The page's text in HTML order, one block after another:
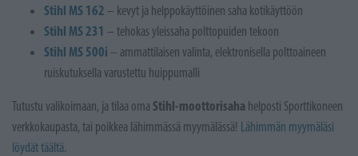
Stihl MS 162 – kevyt ja helppokäyttöinen saha kotikäyttöön
Stihl MS 231 – tehokas yleissaha polttopuiden tekoon
Stihl MS 500i – ammattilaisen valinta, elektronisella polttoaineen
ruiskutuksella varustettu huippumalli
Tutustu valikoimaan, ja tilaa oma Stihl-moottorisaha helposti Sporttikoneen
verkkokaupasta, tai poikkea lähimmässä myymälässä! Lähimmän myymäläsi
löydät täältä.